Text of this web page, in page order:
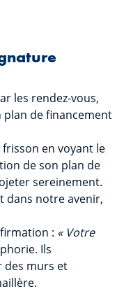
les rendez-vous,
plan de financement
frisson en voyant le
de son plan de
sereinement.
dans notre avenir,
: « Votre
Ils
des murs et